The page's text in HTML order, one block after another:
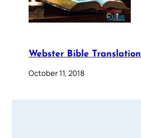
Webster Bible Translation
October 11, 2018